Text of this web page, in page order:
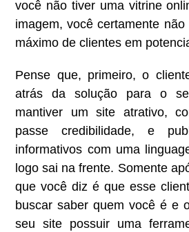
você não tiver uma vitrine
imagem, você certamente
máximo de clientes em
Pense que, primeiro, o
atrás da solução para o
mantiver um site atrativo,
passe credibilidade, e
informativos com uma
logo sai na frente. Somente
que você diz é que esse
buscar saber quem você é e
seu site possuir uma